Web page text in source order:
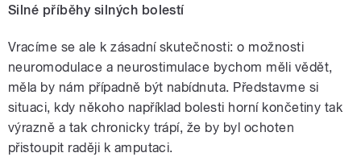
Silné příběhy silných bolestí
Vracíme se ale k zásadní skutečnosti: o možnosti
neuromodulace a neurostimulace bychom měli vědět,
měla by nám případně být nabídnuta. Představme si
situaci, kdy někoho například bolesti horní končetiny tak
výrazně a tak chronicky trápí, že by byl ochoten
přistoupit raději k amputaci.